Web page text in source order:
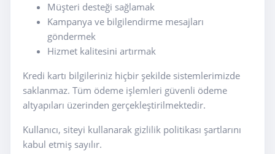
Müşteri desteği sağlamak
Kampanya ve bilgilendirme mesajları
göndermek
Hizmet kalitesini artırmak
Kredi kartı bilgileriniz hiçbir şekilde sistemlerimizde
saklanmaz. Tüm ödeme işlemleri güvenli ödeme
altyapıları üzerinden gerçekleştirilmektedir.
Kullanıcı, siteyi kullanarak gizlilik politikası şartlarını
kabul etmiş sayılır.